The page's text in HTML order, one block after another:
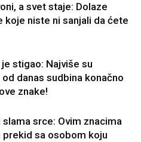
a svet staje: Dolaze
koje niste ni sanjali da ćete
stigao: Najviše su
danas sudbina konačno
znake!
slama srce: Ovim znacima
prekid sa osobom koju